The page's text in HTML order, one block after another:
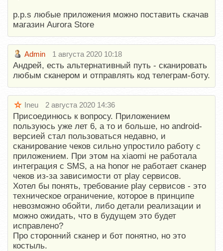
p.p.s любые приложения можно поставить скачав
магазин Aurora Store
Admin 1 августа 2020 10:18
Андрей, есть альтернативный путь - сканировать
любым сканером и отправлять код телеграм-боту.
Ineu 2 августа 2020 14:36
Присоединюсь к вопросу. Приложением
пользуюсь уже лет 6, а то и больше, но android-
версией стал пользоваться недавно, и
сканирование чеков сильно упростило работу с
приложением. При этом на xiaomi не работала
интеграция с SMS, а на honor не работает сканер
чеков из-за зависимости от play сервисов.
Хотел бы понять, требование play сервисов - это
техническое ограничение, которое в принципе
невозможно обойти, либо детали реализации и
можно ожидать, что в будущем это будет
исправлено?
Про сторонний сканер и бот понятно, но это
костыль.